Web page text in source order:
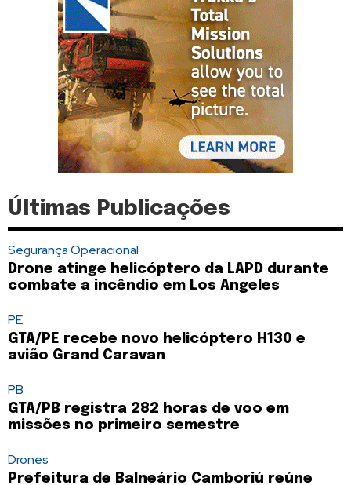
Últimas Publicações
Segurança Operacional
Drone atinge helicóptero da LAPD durante
combate a incêndio em Los Angeles
PE
GTA/PE recebe novo helicóptero H130 e
avião Grand Caravan
PB
GTA/PB registra 282 horas de voo em
missões no primeiro semestre
Drones
Prefeitura de Balneário Camboriú reúne